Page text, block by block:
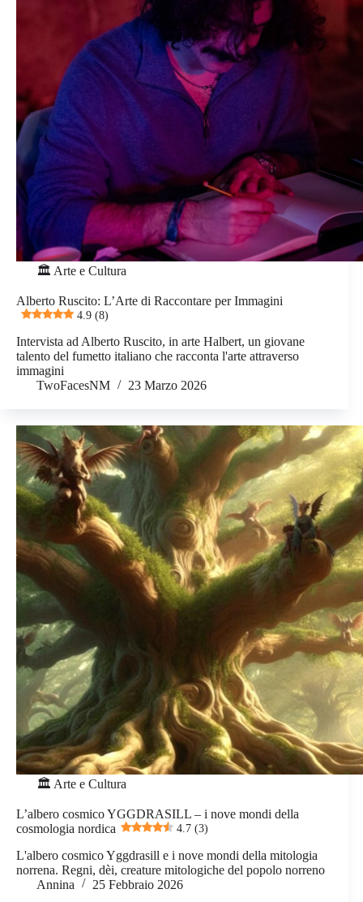
🏛️ Arte e Cultura
Alberto Ruscito: L’Arte di Raccontare per Immagini
4.9 (8)
Intervista ad Alberto Ruscito, in arte Halbert, un giovane
talento del fumetto italiano che racconta l'arte attraverso
immagini
TwoFacesNM
23 Marzo 2026
🏛️ Arte e Cultura
L’albero cosmico YGGDRASILL – i nove mondi della
cosmologia nordica
4.7 (3)
L'albero cosmico Yggdrasill e i nove mondi della mitologia
norrena. Regni, dèi, creature mitologiche del popolo norreno
Annina
25 Febbraio 2026